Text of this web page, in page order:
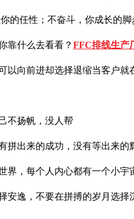
的任性；不奋斗，你成长的脚
靠什么去看看？ FFC排线生产
以向前进却选择退缩当客户
不扬帆，没人帮
拼出来的成功，没有等出来的
界，每个人内心都有一个小宇
安逸，不要在拼搏的岁月选择